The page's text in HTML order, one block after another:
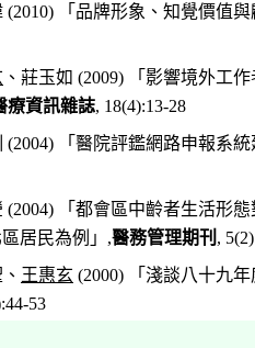
(2010) 「品牌形象、知覺價值
、莊玉如 (2009) 「影響境外工
療資訊雜誌, 18(4):13-28
(2004) 「醫院評鑑網路申報系
(2004) 「都會區中齡者生活形
居民為例」,醫務管理期刊 ,
王惠玄 (2000)
「淺談八十九年
53